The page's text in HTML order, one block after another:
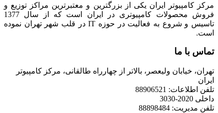
مرکز کامپیوتر ایران یکی از بزرگترین و معتبرترین مراکز توزیع و
فروش محصولات کامپیوتری در ایران است که از سال 1377
تاسیس و شروع به فعالیت در حوزه IT در قلب شهر تهران نموده
است.
تماس با ما
تهران، خیابان ولیعصر، بالاتر از چهارراه طالقانی، مرکز کامپیوتر
ایران
تلفن اطلاعات: 88906521
داخلی 2020-3030
تلفن مدیریت: 88898484